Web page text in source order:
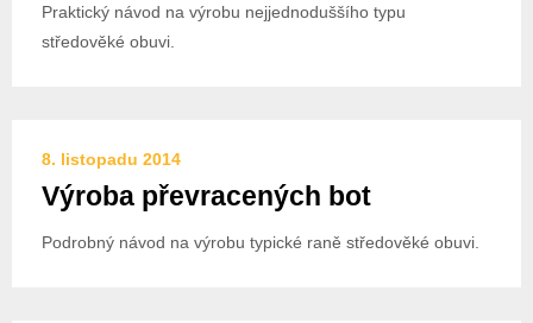
Praktický návod na výrobu nejjednoduššího typu
středověké obuvi.
8. listopadu 2014
Výroba převracených bot
Podrobný návod na výrobu typické raně středověké obuvi.